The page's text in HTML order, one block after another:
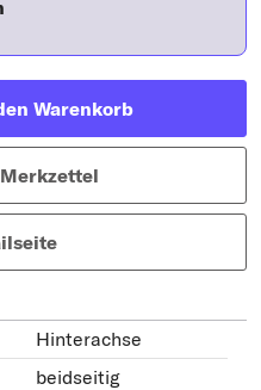
Warenkorb
Hinterachse
beidseitig